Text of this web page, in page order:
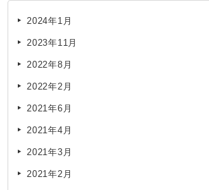
2024年1月
2023年11月
2022年8月
2022年2月
2021年6月
2021年4月
2021年3月
2021年2月